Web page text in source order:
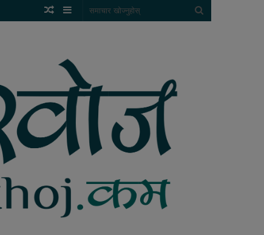
Sidebar
Random